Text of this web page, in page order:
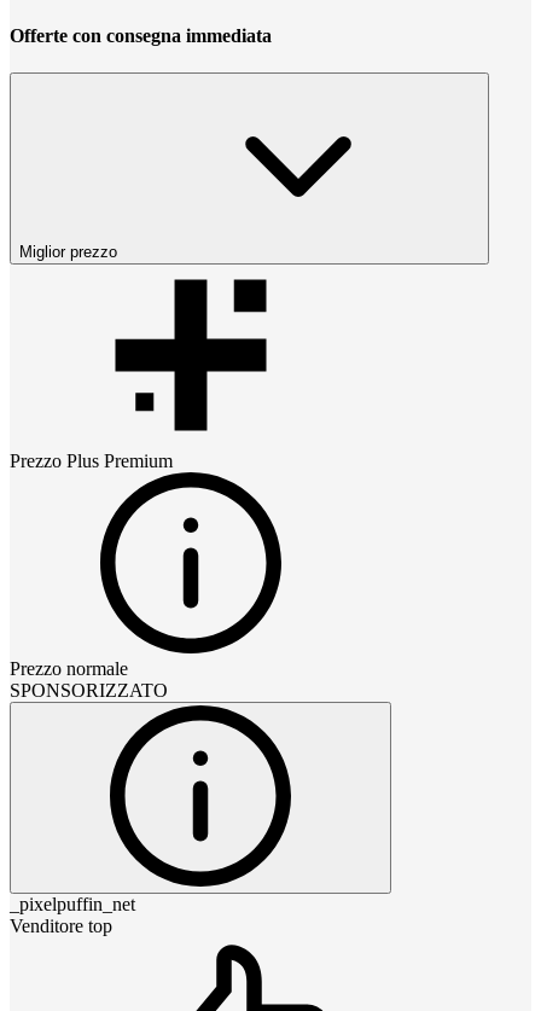
Offerte con consegna immediata
Miglior prezzo
Prezzo Plus Premium
Prezzo normale
SPONSORIZZATO
_pixelpuffin_net
Venditore top